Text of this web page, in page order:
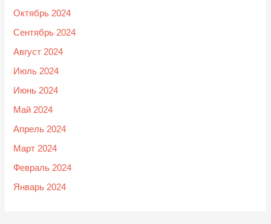
Октябрь 2024
Сентябрь 2024
Август 2024
Июль 2024
Июнь 2024
Май 2024
Апрель 2024
Март 2024
Февраль 2024
Январь 2024